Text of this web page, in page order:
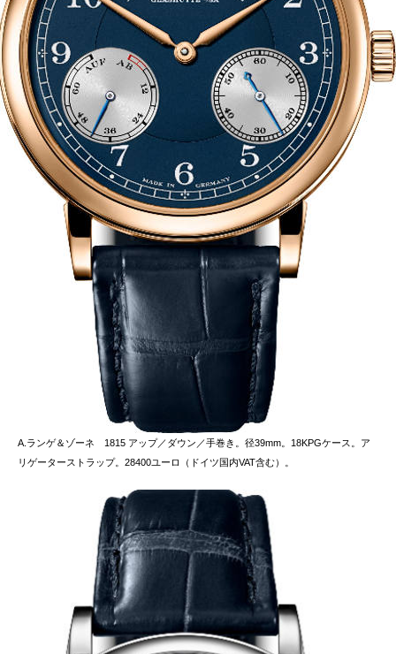
A.ランゲ＆ゾーネ 1815 アップ／ダウン／手巻き。径39mm。18KPGケース。ア
リゲーターストラップ。28400ユーロ（ドイツ国内VAT含む）。